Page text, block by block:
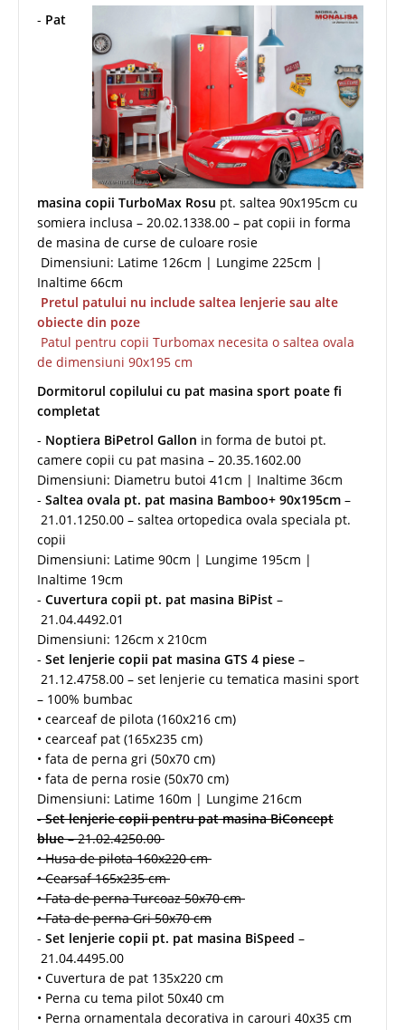
- Pat
masina copii TurboMax Rosu pt. saltea 90x195cm cu
somiera inclusa – 20.02.1338.00 – pat copii in forma
de masina de curse de culoare rosie
Dimensiuni: Latime 126cm | Lungime 225cm |
Inaltime 66cm
Pretul patului nu include saltea lenjerie sau alte
obiecte din poze
Patul pentru copii Turbomax necesita o saltea ovala
de dimensiuni 90x195 cm
Dormitorul copilului cu pat masina sport poate fi
completat
- Noptiera BiPetrol Gallon in forma de butoi pt.
camere copii cu pat masina – 20.35.1602.00
Dimensiuni: Diametru butoi 41cm | Inaltime 36cm
- Saltea ovala pt. pat masina Bamboo+ 90x195cm –
21.01.1250.00 – saltea ortopedica ovala speciala pt.
copii
Dimensiuni: Latime 90cm | Lungime 195cm |
Inaltime 19cm
- Cuvertura copii pt. pat masina BiPist –
21.04.4492.01
Dimensiuni: 126cm x 210cm
- Set lenjerie copii pat masina GTS 4 piese –
21.12.4758.00 – set lenjerie cu tematica masini sport
– 100% bumbac
• cearceaf de pilota (160x216 cm)
• cearceaf pat (165x235 cm)
• fata de perna gri (50x70 cm)
• fata de perna rosie (50x70 cm)
Dimensiuni: Latime 160m | Lungime 216cm
-Set lenjerie copii pentru pat masina BiConcept
blue– 21.02.4250.00
• Husa de pilota 160x220 cm
• Cearsaf 165x235 cm
• Fata de perna Turcoaz 50x70 cm
• Fata de perna Gri 50x70 cm
- Set lenjerie copii pt. pat masina BiSpeed –
21.04.4495.00
• Cuvertura de pat 135x220 cm
• Perna cu tema pilot 50x40 cm
• Perna ornamentala decorativa in carouri 40x35 cm